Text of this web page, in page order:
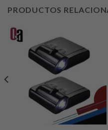
PRODUCTOS
Añadir
a la
lista de